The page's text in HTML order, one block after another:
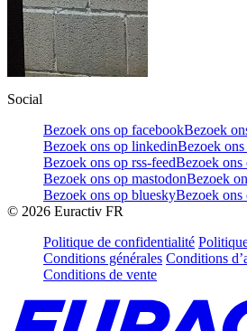
Social
Bezoek ons op facebookBezoek
Bezoek ons op linkedinBezoek
Bezoek ons op rss-feedBezoek ons
Bezoek ons op mastodonBezoek
Bezoek ons op blueskyBezoek ons
© 2026 Euractiv FR
Politique de confidentialité
Conditions générales Conditions
Conditions de vente